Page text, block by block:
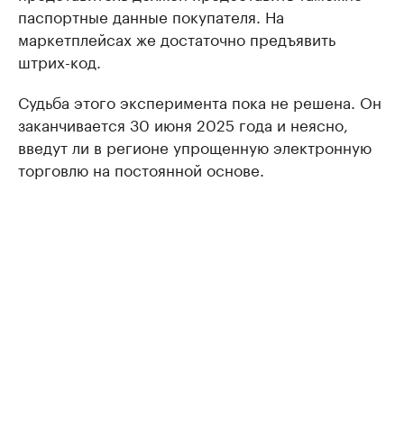
паспортные данные покупателя. На
маркетплейсах же достаточно предъявить
штрих-код.
Судьба этого эксперимента пока не решена. Он
заканчивается 30 июня 2025 года и неясно,
введут ли в регионе упрощенную электронную
торговлю на постоянной основе.